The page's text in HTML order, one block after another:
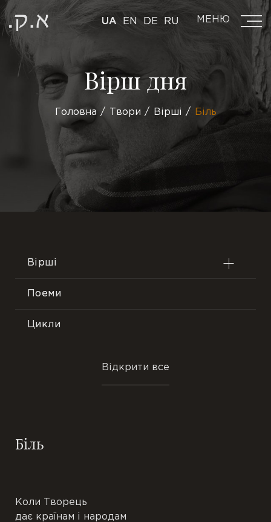
UA EN DE RU МЕНЮ
Вірш дня
Головна Твори Вірші Біль
Вірші
Лірика
Філософська поезія
Ранні вірші
Поеми
Цикли
Притчі
Новели
Відкрити все
Біль
Коли Творець
дає країнам і народам